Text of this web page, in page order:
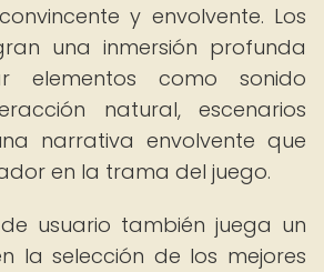
y envolvente. Los
una inmersión profunda
elementos como sonido
natural, escenarios
narrativa envolvente que
en la trama del juego.
usuario también juega un
la selección de los mejores